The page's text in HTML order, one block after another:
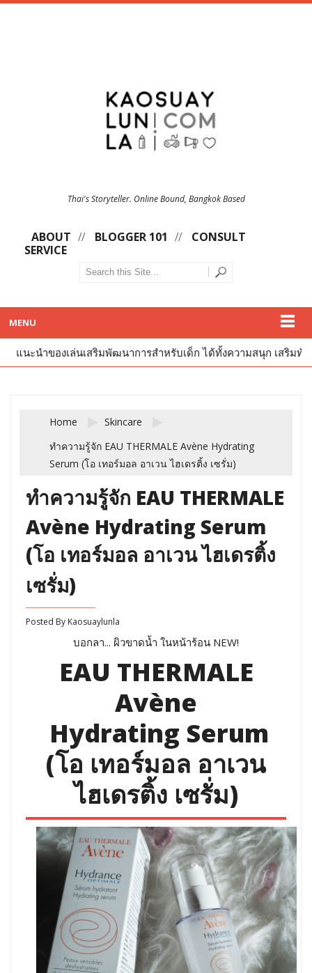
Thai's Storyteller. Online Bound, Bangkok Based
ABOUT BLOGGER 101
CONSULT
SERVICE
MENU
แนะนำของเล่นเสริมพัฒนาการสำหรับเด็ก ได้ทั้งความสนุก เสริมทัก
Home
Skincare
ทำความรู้จัก EAU THERMALE Avène Hydrating
Serum (โอ เทอร์มอล อาเวน ไฮเดรติ้ง เซรั่ม)
ทำความรู้จัก EAU THERMALE
Avène Hydrating Serum
(โอ เทอร์มอล อาเวน ไฮเดรติ้ง
เซรั่ม)
Posted By Kaosuaylunla
บอกลา... ผิวขาดน้ำ ในหน้าร้อน NEW!
EAU THERMALE
Avène
Hydrating Serum
(โอ เทอร์มอล อาเวน
ไฮเดรติ้ง เซรั่ม)